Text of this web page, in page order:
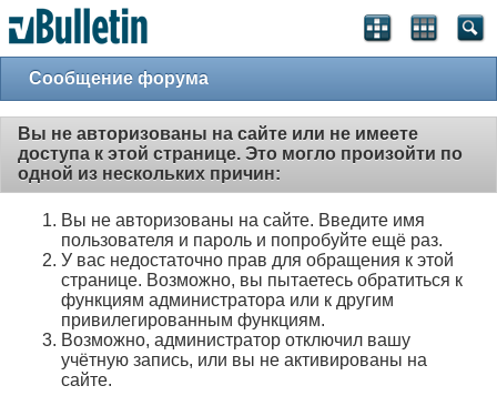
Сообщение форума
Вы не авторизованы на сайте или не имеете
доступа к этой странице. Это могло произойти по
одной из нескольких причин:
Вы не авторизованы на сайте. Введите имя
пользователя и пароль и попробуйте ещё раз.
У вас недостаточно прав для обращения к этой
странице. Возможно, вы пытаетесь обратиться к
функциям администратора или к другим
привилегированным функциям.
Возможно, администратор отключил вашу
учётную запись, или вы не активированы на
сайте.